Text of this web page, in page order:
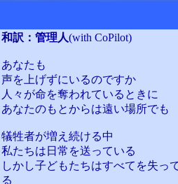
和訳：管理人(with CoPilot)
あなたも
声を上げずにいるのですか
人々が命を奪われているときに
あなたのもとからは遠い場所でも
犠牲者が増え続ける中
私たちは日常を送っている
しかし子どもたちはすべてを失っ
る